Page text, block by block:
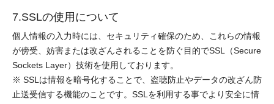
7.SSLの使用について
個人情報の入力時には、セキュリティ確保のため、これらの情報
が傍受、妨害または改ざんされることを防ぐ目的でSSL（Secure
Sockets Layer）技術を使用しております。
※ SSLは情報を暗号化することで、盗聴防止やデータの改ざん防
止送受信する機能のことです。SSLを利用する事でより安全に情